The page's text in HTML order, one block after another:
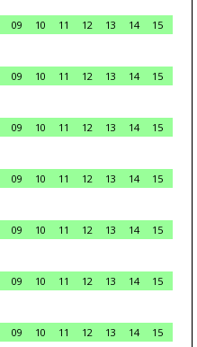
09 10 11 12 13 14
15
09 10 11 12 13 14
15
09 10 11 12 13 14
15
09 10 11 12 13 14
15
09 10 11 12 13 14
15
09 10 11 12 13 14
15
09 10 11 12 13 14
15